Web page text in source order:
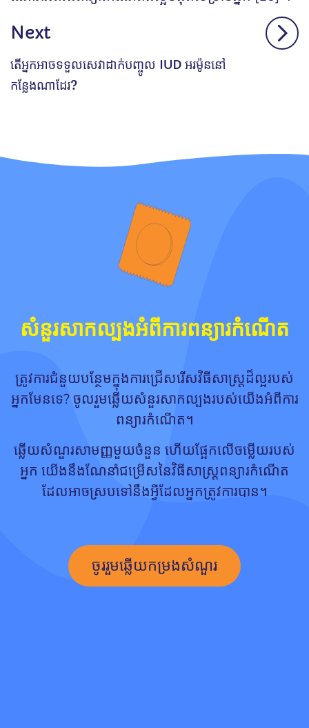
Next
តើអ្នកអាចទទួលសេវាដាក់បញ្ចូល IUD អរម៉ូននៅ
កន្លែងណាដែរ?
សំនួរសាកល្បងអំពីការពន្យារកំណើត
ត្រូវការជំនួយបន្ថែមក្នុងការជ្រើសរើសវិធីសាស្ត្រដ៏ល្អរបស់
អ្នកមែនទេ? ចូលរួមឆ្លើយសំនួរសាកល្បងរបស់យើងអំពីការ
ពន្យារកំណើត។
ឆ្លើយសំណួរសាមញ្ញមួយចំនួន ហើយផ្អែកលើចម្លើយរបស់
អ្នក យើងនឹងណែនាំជម្រើសនៃវិធីសាស្រ្តពន្យារកំណើត
ដែលអាចស្របទៅនឹងអ្វីដែលអ្នកត្រូវការបាន។
ចូររួមឆ្លើយកម្រងសំណួរ